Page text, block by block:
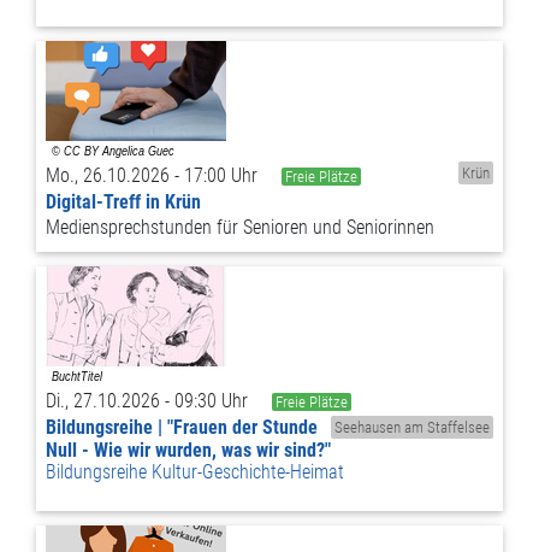
Mo., 26.10.2026 - 17:00 Uhr Freie Plätze Krün
Digital-Treff in Krün
Mediensprechstunden für Senioren und Seniorinnen
Di., 27.10.2026 - 09:30 Uhr
Freie Plätze
Seehausen am Staffelsee
Bildungsreihe | "Frauen der Stunde
Null - Wie wir wurden, was wir sind?"
Bildungsreihe Kultur-Geschichte-Heimat